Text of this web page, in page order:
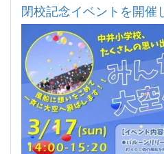
閉校記念イベントを開催